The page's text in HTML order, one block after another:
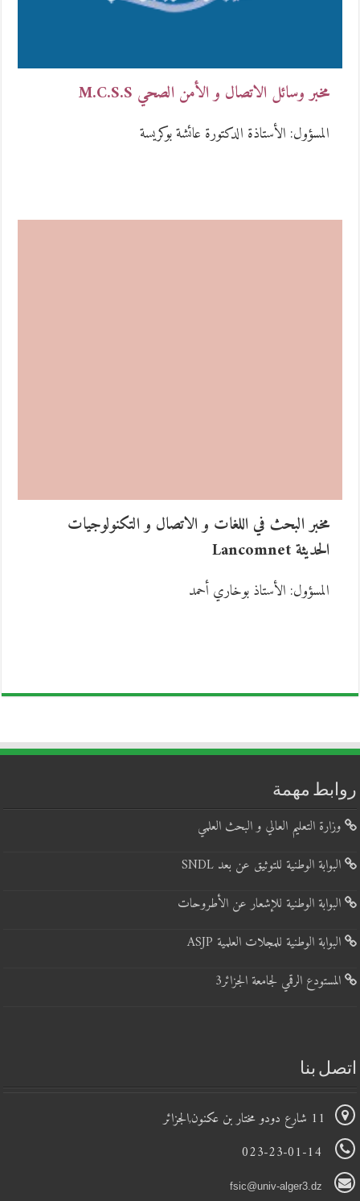
مخبر وسائل الاتصال و الأمن الصحي M.C.S.S
المسؤول: الأستاذة الدكتورة عائشة بوكريسة
مخبر البحث في اللغات و الاتصال و التكنولوجيات
الحديثة Lancomnet
المسؤول: الأستاذ بوخاري أحمد
روابط مهمة
وزارة التعليم العالي و البحث العلمي
البوابة الوطنية للتوثيق عن بعد SNDL
البوابة الوطنية للإشعار عن الأطروحات
البوابة الوطنية للمجلات العلمية ASJP
المستودع الرقمي لجامعة الجزائر3
اتصل بنا